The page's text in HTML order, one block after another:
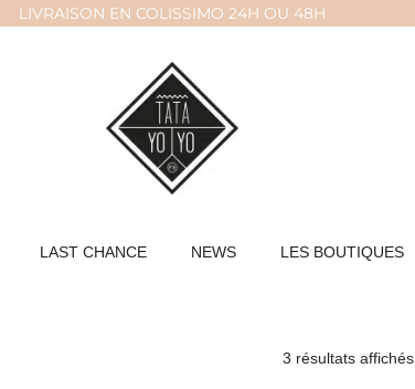
LIVRAISON EN COLISSIMO 24H OU 48H
LAST CHANCE NEWS LES BOUTIQUES
3 résultats affichés